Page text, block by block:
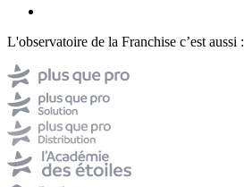
L'observatoire de la Franchise c’est aussi :